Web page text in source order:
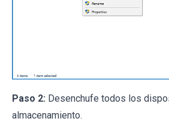
Paso 2: Desenchufe todos los
almacenamiento.